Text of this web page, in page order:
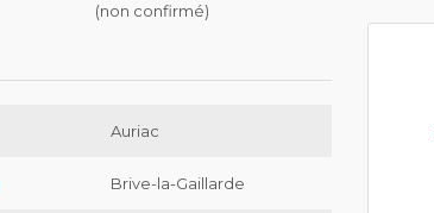
(non confirmé)
Auriac
Brive-la-Gaillarde